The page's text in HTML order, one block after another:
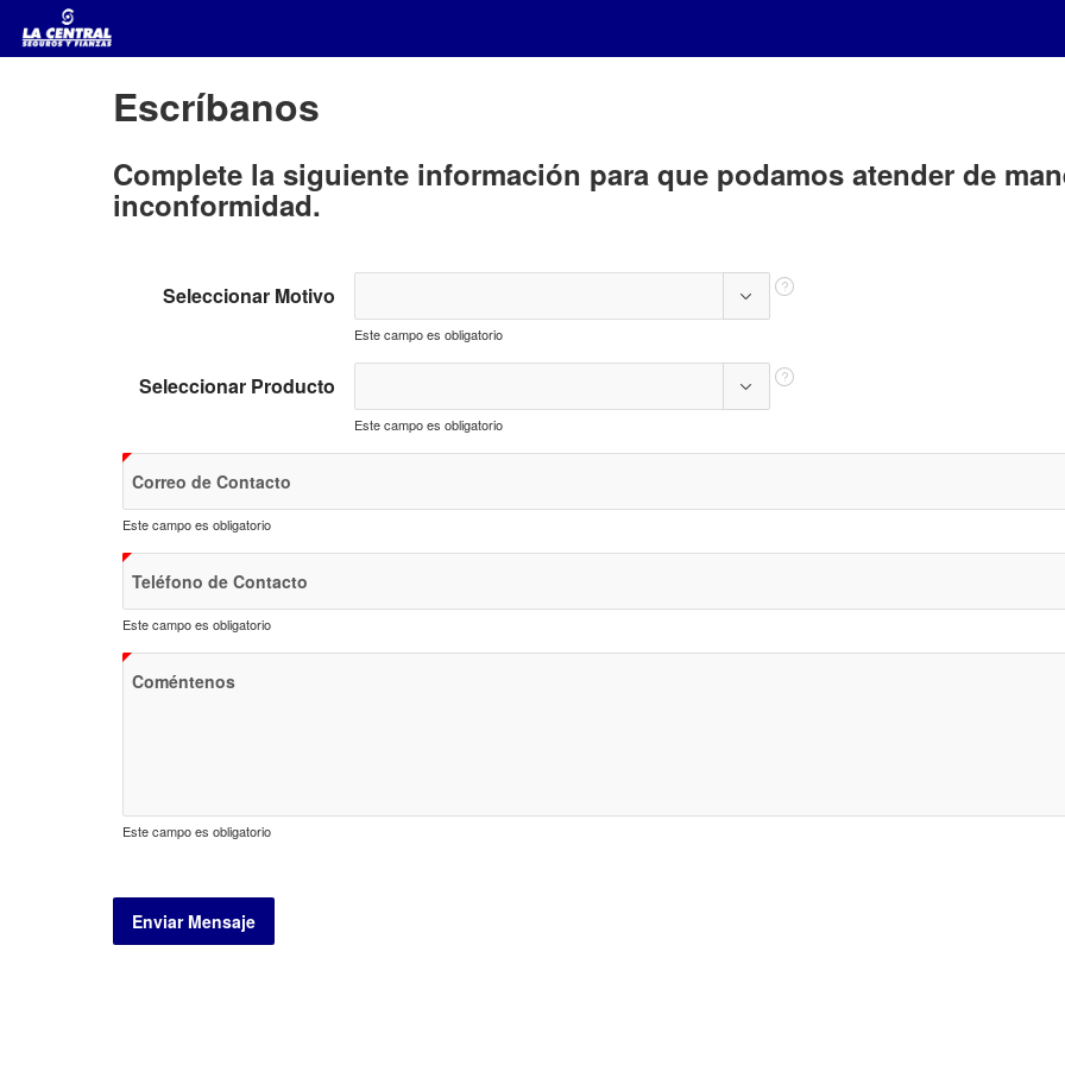
Main
Escríbanos
Complete la siguiente información para que podamos atender de
inconformidad.
Seleccionar Motivo
Este campo es obligatorio
Seleccionar Producto
Este campo es obligatorio
Correo de Contacto
Este campo es obligatorio
Teléfono de Contacto
Este campo es obligatorio
Coméntenos
Este campo es obligatorio
Enviar Mensaje